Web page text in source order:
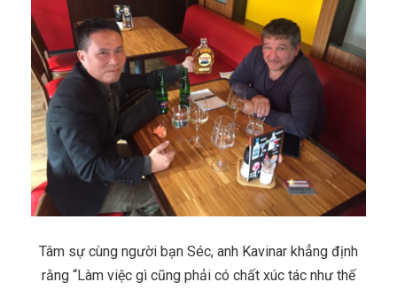
Tâm sự cùng người bạn Séc, anh Kavinar khẳng định
rằng “Làm việc gì cũng phải có chất xúc tác như thế